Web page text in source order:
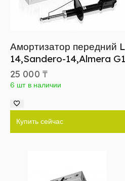
Амортизатор передний
14,Sandero-14,Almera
25 000 ₸
6 шт в наличии
Купить сейчас